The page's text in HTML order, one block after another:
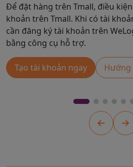
Để đặt hàng trên Tmall, điều
khoản trên Tmall. Khi có tài
cần đăng ký tài khoản trên
bằng công cụ hỗ trợ.
Tạo tài khoản ngay Hướng